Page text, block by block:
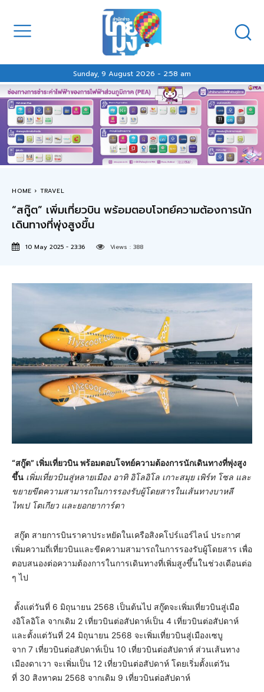
Sunday, 9 August 2026 - 2:58 am
HOME TRAVEL
“สกู๊ต” เพิ่มเที่ยวบิน พร้อมตอบโจทย์ความต้องการนัก
เดินทางที่พุ่งสูงขึ้น
10 May 2025 - 23:36 Views : 388
“สกู๊ต” เพิ่มเที่ยวบิน พร้อมตอบโจทย์ความต้องการนักเดินทางที่พุ่งสูง
ขึ้น เพิ่มเที่ยวบินสู่หลายเมือง อาทิ อิโลอิโล เกาะสมุย เพิร์ท โซล และ
ขยายขีดความสามารถในการรองรับผู้โดยสารในเส้นทางบาหลี
ไทเป โตเกียว และยอกยาการ์ตา
สกู๊ต สายการบินราคาประหยัดในเครือสิงคโปร์แอร์ไลน์ ประกาศ
เพิ่มความถี่เที่ยวบินและขีดความสามารถในการรองรับผู้โดยสาร เพื่อ
ตอบสนองต่อความต้องการในการเดินทางที่เพิ่มสูงขึ้นในช่วงเดือนต่อ
ๆ ไป
ตั้งแต่วันที่ 6 มิถุนายน 2568 เป็นต้นไป สกู๊ตจะเพิ่มเที่ยวบินสู่เมือ
งอิโลอิโล จากเดิม 2 เที่ยวบินต่อสัปดาห์เป็น 4 เที่ยวบินต่อสัปดาห์
และตั้งแต่วันที่ 24 มิถุนายน 2568 จะเพิ่มเที่ยวบินสู่เมืองเซบู
จาก 7 เที่ยวบินต่อสัปดาห์เป็น 10 เที่ยวบินต่อสัปดาห์ ส่วนเส้นทาง
เมืองดาเวา จะเพิ่มเป็น 12 เที่ยวบินต่อสัปดาห์ โดยเริ่มตั้งแต่วัน
ที่ 30 สิงหาคม 2568 จากเดิม 9 เที่ยวบินต่อสัปดาห์